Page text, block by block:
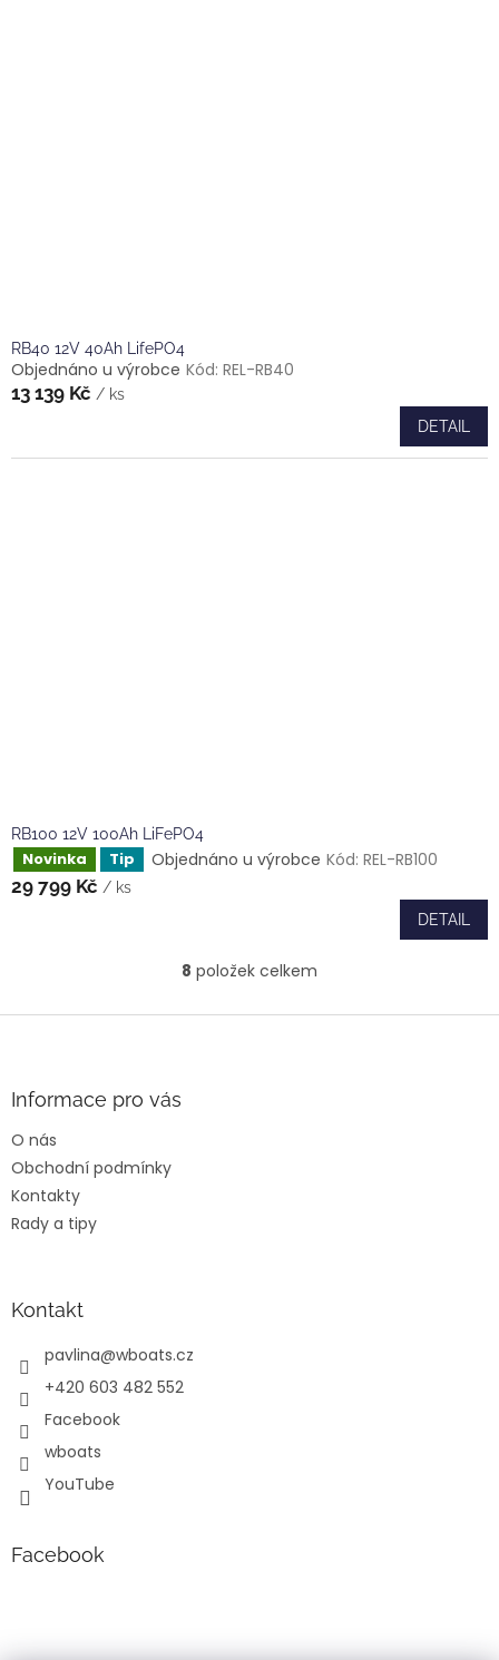
RB40 12V 40Ah LifePO4
Objednáno u výrobce Kód: REL-RB40
13 139 Kč / ks
DETAIL
RB100 12V 100Ah LiFePO4
Novinka Tip Objednáno u výrobce Kód: REL-RB100
29 799 Kč / ks
DETAIL
O
l
8 položek celkem
Informace pro vás
O nás
Obchodní podmínky
Kontakty
Rady a tipy
Kontakt
pavlina@wboats.cz
+420 603 482 552
Facebook
wboats
YouTube
Facebook